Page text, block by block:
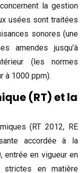
la gestion
usées sont traitées
sonores (une
amendes jusqu’à
(les normes
à 1000 ppm).
(RT) et la
(RT 2012, RE
accordée à la
entrée en vigueur en
en matière